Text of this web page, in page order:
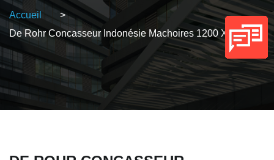
Accueil
>
De Rohr Concasseur Indonésie Machoires 1200 X 1000